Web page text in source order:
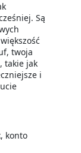
Są
twoja
takie jak
i
konto